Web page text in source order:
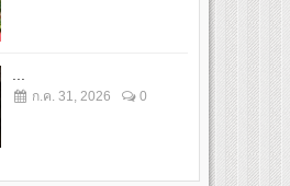
ก.ค. 31, 2026 0